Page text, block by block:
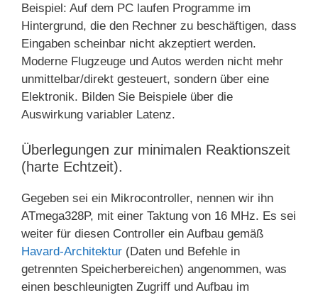
Beispiel: Auf dem PC laufen Programme im
Hintergrund, die den Rechner zu beschäftigen, dass
Eingaben scheinbar nicht akzeptiert werden.
Moderne Flugzeuge und Autos werden nicht mehr
unmittelbar/direkt gesteuert, sondern über eine
Elektronik. Bilden Sie Beispiele über die
Auswirkung variabler Latenz.
Überlegungen zur minimalen Reaktionszeit
(harte Echtzeit).
Gegeben sei ein Mikrocontroller, nennen wir ihn
ATmega328P, mit einer Taktung von 16 MHz. Es sei
weiter für diesen Controller ein Aufbau gemäß
Havard-Architektur (Daten und Befehle in
getrennten Speicherbereichen) angenommen, was
einen beschleunigten Zugriff und Aufbau im